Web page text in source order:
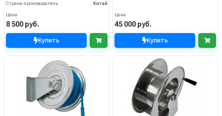
Страна-производитель
Китай
Цена
8 500 руб.
Купить
Цена
45 000 руб.
Купить